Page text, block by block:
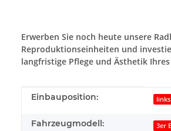
Erwerben Sie noch heute unsere
Reproduktionseinheiten und
langfristige Pflege und Ästhetik Ihres
Produkteigenschaft
Wert
Einbauposition: links
Fahrzeugmodell: 3er